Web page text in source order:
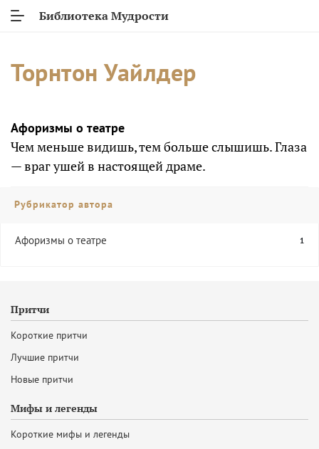
Библиотека Мудрости
Торнтон Уайлдер
Афоризмы о театре
Чем меньше видишь, тем больше слышишь. Глаза
— враг ушей в настоящей драме.
Рубрикатор автора
Афоризмы о театре 1
Притчи
Короткие притчи
Лучшие притчи
Новые притчи
Мифы и легенды
Короткие мифы и легенды